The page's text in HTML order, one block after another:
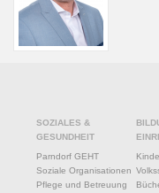
SOZIALES &
GESUNDHEIT
Parndorf GEHT
Soziale Organisationen
Pflege und Betreuung